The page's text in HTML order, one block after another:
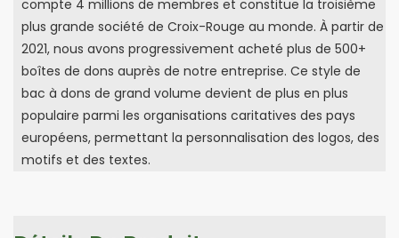
compte 4 millions de membres et constitue la troisième
plus grande société de Croix-Rouge au monde. À partir de
2021, nous avons progressivement acheté plus de 500+
boîtes de dons auprès de notre entreprise. Ce style de
bac à dons de grand volume devient de plus en plus
populaire parmi les organisations caritatives des pays
européens, permettant la personnalisation des logos, des
motifs et des textes.